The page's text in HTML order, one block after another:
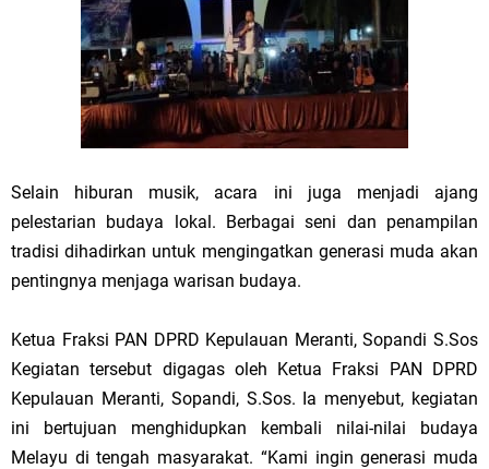
Selain hiburan musik, acara ini juga menjadi ajang
pelestarian budaya lokal. Berbagai seni dan penampilan
tradisi dihadirkan untuk mengingatkan generasi muda akan
pentingnya menjaga warisan budaya.
Ketua Fraksi PAN DPRD Kepulauan Meranti, Sopandi S.Sos
Kegiatan tersebut digagas oleh Ketua Fraksi PAN DPRD
Kepulauan Meranti, Sopandi, S.Sos. Ia menyebut, kegiatan
ini bertujuan menghidupkan kembali nilai-nilai budaya
Melayu di tengah masyarakat. “Kami ingin generasi muda